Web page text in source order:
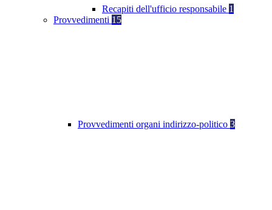
Recapiti dell'ufficio responsabile 1
Provvedimenti 15
Provvedimenti organi indirizzo-politico 3